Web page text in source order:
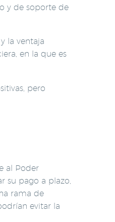
y de soporte de
la ventaja
en la que es
pero
al Poder
su pago a plazo,
rama de
evitar la